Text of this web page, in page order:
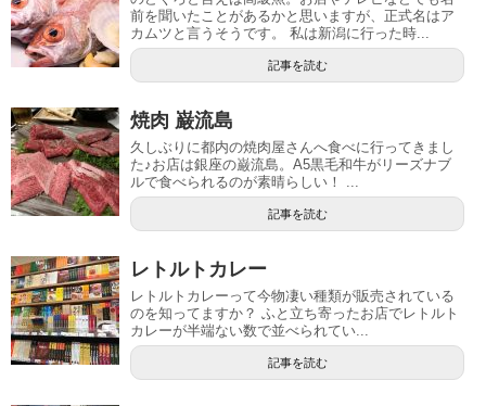
前を聞いたことがあるかと思いますが、正式名はア
カムツと言うそうです。 私は新潟に行った時...
記事を読む
焼肉 巌流島
久しぶりに都内の焼肉屋さんへ食べに行ってきまし
た♪お店は銀座の巌流島。A5黒毛和牛がリーズナブ
ルで食べられるのが素晴らしい！ ...
記事を読む
レトルトカレー
レトルトカレーって今物凄い種類が販売されている
のを知ってますか？ ふと立ち寄ったお店でレトルト
カレーが半端ない数で並べられてい...
記事を読む